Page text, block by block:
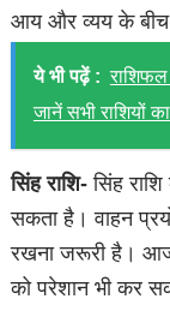
आय और व्यय के बीच
ये भी पढ़ें :
जानें सभी राशियों
सिंह राशि-सिंह
सकता है। वाहन
रखना जरूरी है।
को परेशान भी कर